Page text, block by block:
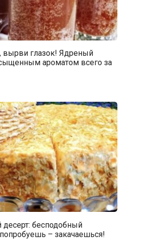
вырви глазок! Ядреный
ароматом всего за
десерт: бесподобный
– закачаешься!